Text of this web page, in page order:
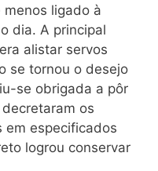
ligado à
dia. A principal
alistar servos
se tornou o desejo
se obrigada a pôr
os
em especificados
logrou conservar